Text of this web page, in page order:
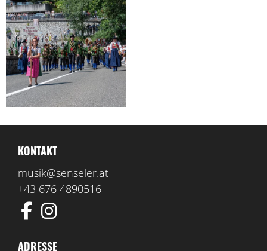
KONTAKT
musik@senseler.at
+43 676 4890516
ADRESSE